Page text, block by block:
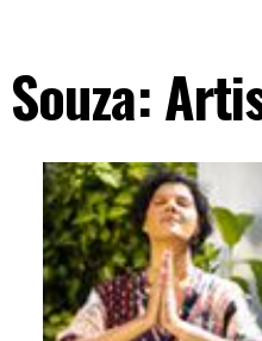
vivo de Goiás